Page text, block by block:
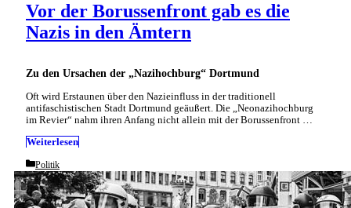
Zu den Ursachen der „Nazihochburg“ Dortmund
Vor der Borussenfront gab es die
Nazis in den Ämtern
Oft wird Erstaunen über den Nazieinfluss in der traditionell
antifaschistischen Stadt Dortmund geäußert. Die „Neonazihochburg
im Revier“ nahm ihren Anfang nicht allein mit der Borussenfront …
Weiterlesen
Categories
Politik